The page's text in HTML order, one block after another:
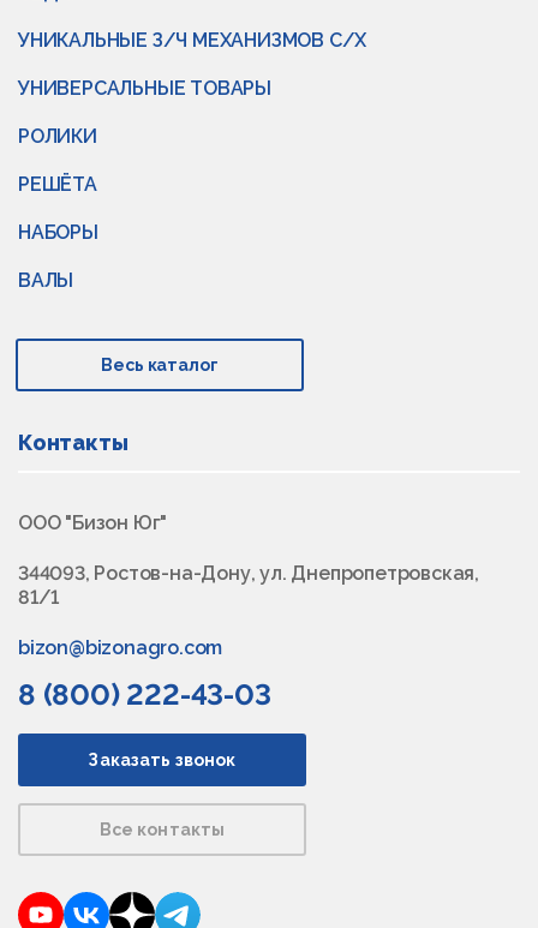
УНИКАЛЬНЫЕ З/Ч МЕХАНИЗМОВ С/Х
УНИВЕРСАЛЬНЫЕ ТОВАРЫ
РОЛИКИ
РЕШЁТА
НАБОРЫ
ВАЛЫ
Весь каталог
Контакты
ООО "Бизон Юг"
344093, Ростов-на-Дону, ул. Днепропетровская,
81/1
bizon@bizonagro.com
8 (800) 222-43-03
Заказать звонок
Все контакты
YouTubeVKontakte
DzenTelegram